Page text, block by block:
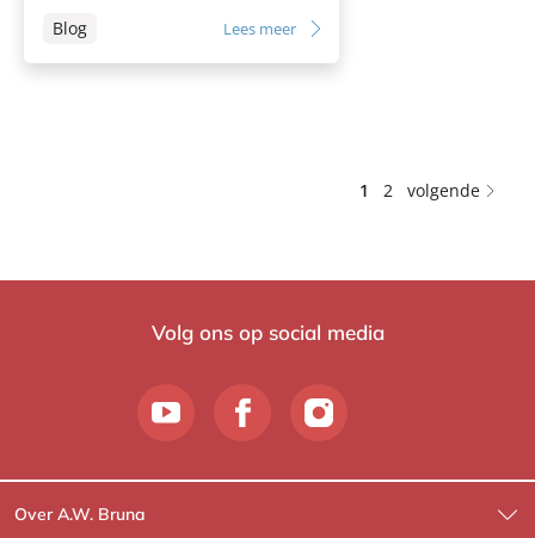
Blog Lees meer
1 2 volgende
Volg ons op social media
Over A.W. Bruna